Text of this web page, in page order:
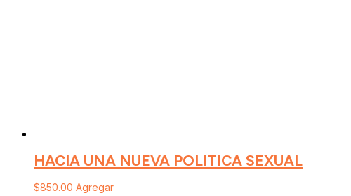
HACIA UNA NUEVA POLITICA SEXUAL
$850.00 Agregar